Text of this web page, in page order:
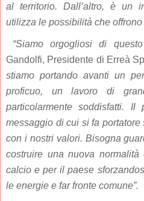
al territorio. Dall’altro, è un
utilizza le possibilità che
“Siamo orgogliosi di
Gandolfi, Presidente di Erreà
stiamo portando avanti un
proficuo, un lavoro di
particolarmente soddisfatti.
messaggio di cui si fa
con i nostri valori. Bisogna
costruire una nuova
calcio e per il paese
le energie e far fronte comune”.